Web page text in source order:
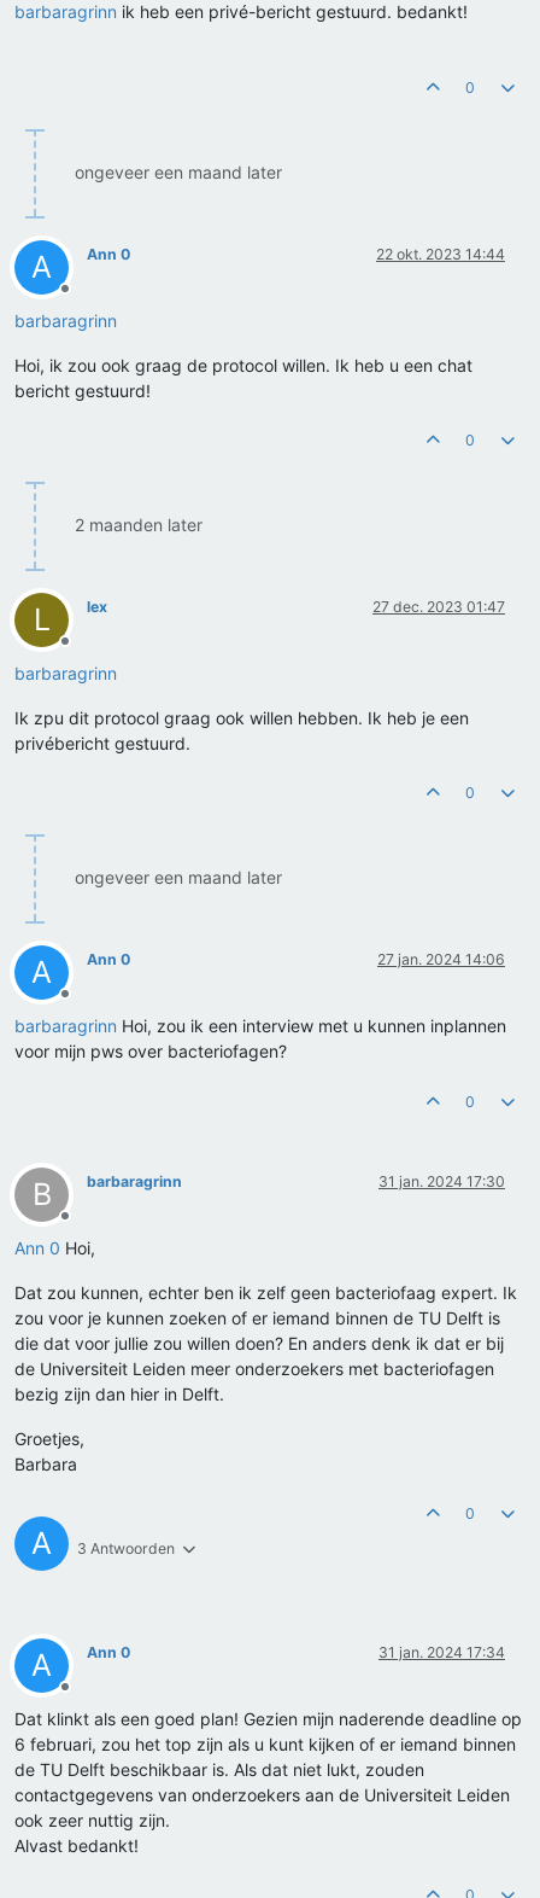
barbaragrinn ik heb een privé-bericht gestuurd. bedankt!
0
ongeveer een maand later
A
Offline
Ann 0 22 okt. 2023 14:44
barbaragrinn
Hoi, ik zou ook graag de protocol willen. Ik heb u een chat
bericht gestuurd!
0
2 maanden later
L
Offline
lex 27 dec. 2023 01:47
barbaragrinn
Ik zpu dit protocol graag ook willen hebben. Ik heb je een
privébericht gestuurd.
0
ongeveer een maand later
A
Offline
Ann 0 27 jan. 2024 14:06
barbaragrinn Hoi, zou ik een interview met u kunnen inplannen
voor mijn pws over bacteriofagen?
0
B
Offline
barbaragrinn 31 jan. 2024 17:30
Ann 0 Hoi,
Dat zou kunnen, echter ben ik zelf geen bacteriofaag expert. Ik
zou voor je kunnen zoeken of er iemand binnen de TU Delft is
die dat voor jullie zou willen doen? En anders denk ik dat er bij
de Universiteit Leiden meer onderzoekers met bacteriofagen
bezig zijn dan hier in Delft.
Groetjes,
Barbara
A 3 Antwoorden
0
A
Offline
Ann 0 31 jan. 2024 17:34
Dat klinkt als een goed plan! Gezien mijn naderende deadline op
6 februari, zou het top zijn als u kunt kijken of er iemand binnen
de TU Delft beschikbaar is. Als dat niet lukt, zouden
contactgegevens van onderzoekers aan de Universiteit Leiden
ook zeer nuttig zijn.
Alvast bedankt!